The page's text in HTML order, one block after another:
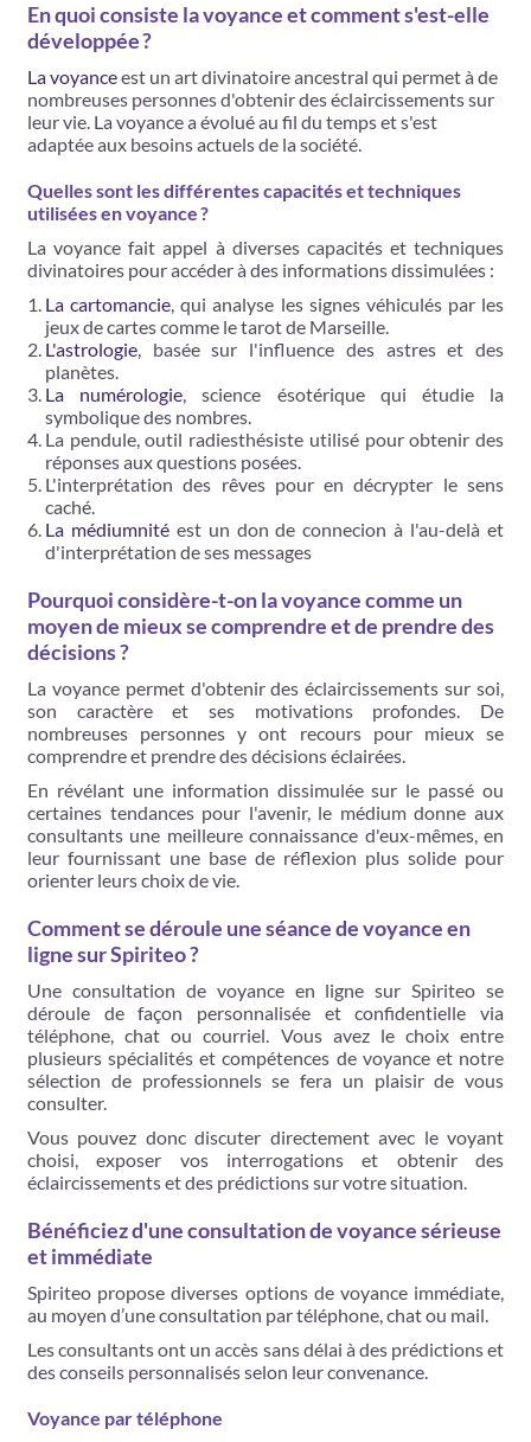
En quoi consiste la voyance et comment s'est-elle
développée ?
La voyanceest un art divinatoire ancestral qui permet à de
nombreuses personnes d'obtenir des éclaircissements sur
leur vie. La voyance a évolué au fil du temps et s'est
adaptée aux besoins actuels de la société.
Quelles sont les différentes capacités et techniques
utilisées en voyance ?
La voyance fait appel à diverses capacités et techniques
divinatoires pour accéder à des informations dissimulées :
La cartomancie, qui analyse les signes véhiculés par les
jeux de cartes comme le tarot de Marseille.
L'astrologie, basée sur l'influence des astres et des
planètes.
La numérologie, science ésotérique qui étudie la
symbolique des nombres.
La pendule, outil radiesthésiste utilisé pour obtenir des
réponses aux questions posées.
L'interprétation des rêves pour en décrypter le sens
caché.
La médiumnité est un don de connecion à l'au-delà et
d'interprétation de ses messages
Pourquoi considère-t-on la voyance comme un
moyen de mieux se comprendre et de prendre des
décisions ?
La voyance permet d'obtenir des éclaircissements sur soi,
son caractère et ses motivations profondes. De
nombreuses personnes y ont recours pour mieux se
comprendre et prendre des décisions éclairées.
En révélant une information dissimulée sur le passé ou
certaines tendances pour l'avenir, le médium donne aux
consultants une meilleure connaissance d'eux-mêmes, en
leur fournissant une base de réflexion plus solide pour
orienter leurs choix de vie.
Comment se déroule une séance de voyance en
ligne sur Spiriteo ?
Une consultation de voyance en ligne sur Spiriteo se
déroule de façon personnalisée et confidentielle via
téléphone, chat ou courriel. Vous avez le choix entre
plusieurs spécialités et compétences de voyance et notre
sélection de professionnels se fera un plaisir de vous
consulter.
Vous pouvez donc discuter directement avec le voyant
choisi, exposer vos interrogations et obtenir des
éclaircissements et des prédictions sur votre situation.
Bénéficiez d'une consultation de voyance sérieuse
et immédiate
Spiriteo propose diverses options de voyance immédiate,
au moyen d’une consultation par téléphone, chat ou mail.
Les consultants ont un accès sans délai à des prédictions et
des conseils personnalisés selon leur convenance.
Voyance par téléphone